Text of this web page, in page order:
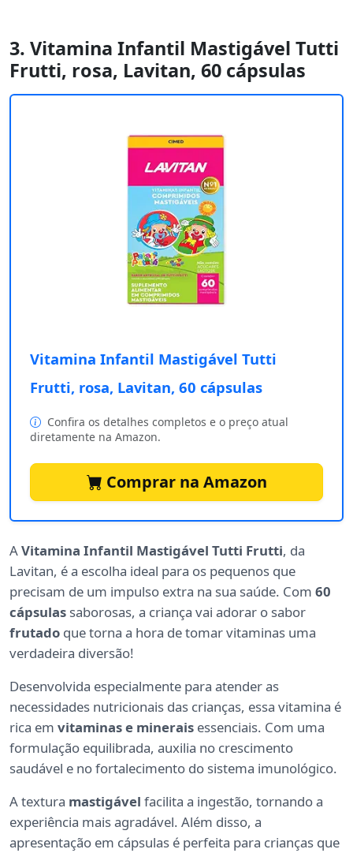
3. Vitamina Infantil Mastigável Tutti
Frutti, rosa, Lavitan, 60 cápsulas
Vitamina Infantil Mastigável Tutti
Frutti, rosa, Lavitan, 60 cápsulas
Confira os detalhes completos e o preço atual
diretamente na Amazon.
Comprar na Amazon
AVitamina Infantil Mastigável Tutti Frutti, da
Lavitan, é a escolha ideal para os pequenos que
precisam de um impulso extra na sua saúde. Com 60
cápsulas saborosas, a criança vai adorar o sabor
frutado que torna a hora de tomar vitaminas uma
verdadeira diversão!
Desenvolvida especialmente para atender as
necessidades nutricionais das crianças, essa vitamina é
rica em vitaminas e minerais essenciais. Com uma
formulação equilibrada, auxilia no crescimento
saudável e no fortalecimento do sistema imunológico.
A textura mastigável facilita a ingestão, tornando a
experiência mais agradável. Além disso, a
apresentação em cápsulas é perfeita para crianças que